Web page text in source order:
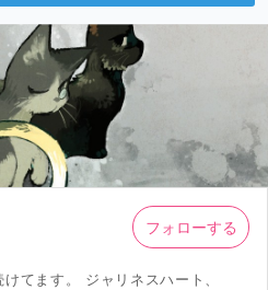
てます。 ジャリネスハート、
フォローする